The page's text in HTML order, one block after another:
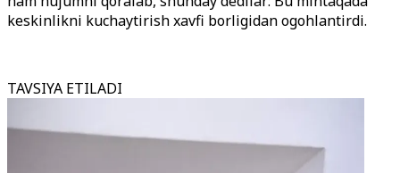
keskinlikni kuchaytirish xavfi borligidan ogohlantirdi.
TAVSIYA ETILADI